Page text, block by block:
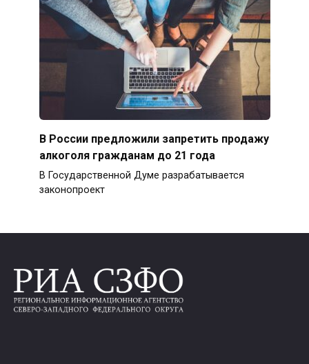
В России предложили запретить продажу
алкоголя гражданам до 21 года
В Государственной Думе разрабатывается
законопроект